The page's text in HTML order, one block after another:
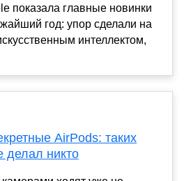
показала главные новинки
год: упор сделали на
интеллектом,
AirPods: таких
делал никто